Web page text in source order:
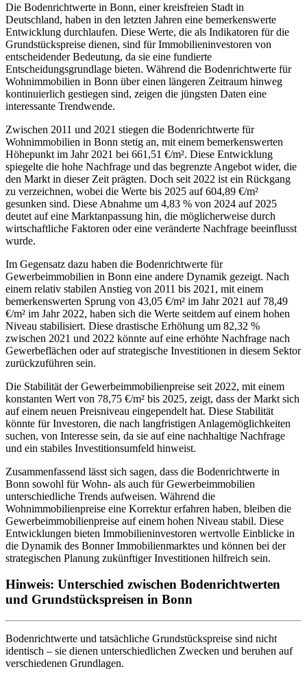
Die Bodenrichtwerte in Bonn, einer kreisfreien Stadt in
Deutschland, haben in den letzten Jahren eine bemerkenswerte
Entwicklung durchlaufen. Diese Werte, die als Indikatoren für die
Grundstückspreise dienen, sind für Immobilieninvestoren von
entscheidender Bedeutung, da sie eine fundierte
Entscheidungsgrundlage bieten. Während die Bodenrichtwerte für
Wohnimmobilien in Bonn über einen längeren Zeitraum hinweg
kontinuierlich gestiegen sind, zeigen die jüngsten Daten eine
interessante Trendwende.
Zwischen 2011 und 2021 stiegen die Bodenrichtwerte für
Wohnimmobilien in Bonn stetig an, mit einem bemerkenswerten
Höhepunkt im Jahr 2021 bei 661,51 €/m². Diese Entwicklung
spiegelte die hohe Nachfrage und das begrenzte Angebot wider, die
den Markt in dieser Zeit prägten. Doch seit 2022 ist ein Rückgang
zu verzeichnen, wobei die Werte bis 2025 auf 604,89 €/m²
gesunken sind. Diese Abnahme um 4,83 % von 2024 auf 2025
deutet auf eine Marktanpassung hin, die möglicherweise durch
wirtschaftliche Faktoren oder eine veränderte Nachfrage beeinflusst
wurde.
Im Gegensatz dazu haben die Bodenrichtwerte für
Gewerbeimmobilien in Bonn eine andere Dynamik gezeigt. Nach
einem relativ stabilen Anstieg von 2011 bis 2021, mit einem
bemerkenswerten Sprung von 43,05 €/m² im Jahr 2021 auf 78,49
€/m² im Jahr 2022, haben sich die Werte seitdem auf einem hohen
Niveau stabilisiert. Diese drastische Erhöhung um 82,32 %
zwischen 2021 und 2022 könnte auf eine erhöhte Nachfrage nach
Gewerbeflächen oder auf strategische Investitionen in diesem Sektor
zurückzuführen sein.
Die Stabilität der Gewerbeimmobilienpreise seit 2022, mit einem
konstanten Wert von 78,75 €/m² bis 2025, zeigt, dass der Markt sich
auf einem neuen Preisniveau eingependelt hat. Diese Stabilität
könnte für Investoren, die nach langfristigen Anlagemöglichkeiten
suchen, von Interesse sein, da sie auf eine nachhaltige Nachfrage
und ein stabiles Investitionsumfeld hinweist.
Zusammenfassend lässt sich sagen, dass die Bodenrichtwerte in
Bonn sowohl für Wohn- als auch für Gewerbeimmobilien
unterschiedliche Trends aufweisen. Während die
Wohnimmobilienpreise eine Korrektur erfahren haben, bleiben die
Gewerbeimmobilienpreise auf einem hohen Niveau stabil. Diese
Entwicklungen bieten Immobilieninvestoren wertvolle Einblicke in
die Dynamik des Bonner Immobilienmarktes und können bei der
strategischen Planung zukünftiger Investitionen hilfreich sein.
Hinweis: Unterschied zwischen Bodenrichtwerten
und Grundstückspreisen in Bonn
Bodenrichtwerte und tatsächliche Grundstückspreise sind nicht
identisch – sie dienen unterschiedlichen Zwecken und beruhen auf
verschiedenen Grundlagen.